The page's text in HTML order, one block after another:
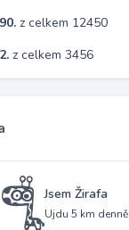
z celkem 12450
z celkem 3456
Jsem Žirafa
Ujdu 5 km denně